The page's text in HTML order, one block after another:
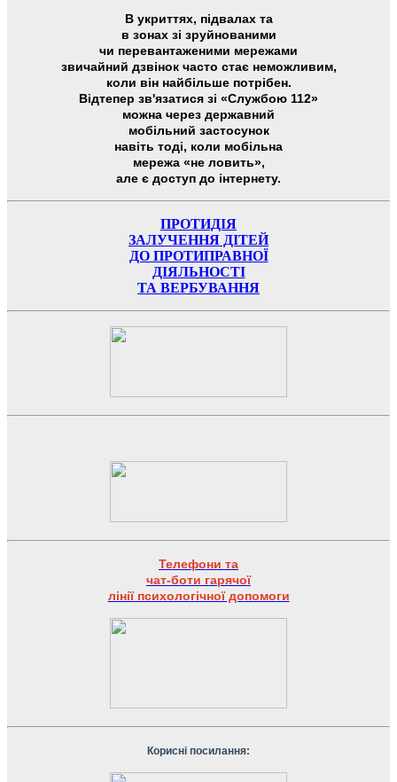
В укриттях, підвалах та
в зонах зі зруйнованими
чи перевантаженими мережами
звичайний дзвінок часто стає неможливим,
коли він найбільше потрібен.
Відтепер зв'язатися зі «Службою 112»
можна через державний
мобільний застосунок
навіть тоді, коли мобільна
мережа «не ловить»,
але є доступ до інтернету.
ПРОТИДІЯ
ЗАЛУЧЕННЯ ДІТЕЙ
ДО ПРОТИПРАВНОЇ
ДІЯЛЬНОСТІ
ТА ВЕРБУВАННЯ
Телефони та
чат-боти гарячої
лінії психологічної допомоги
Корисні посилання: